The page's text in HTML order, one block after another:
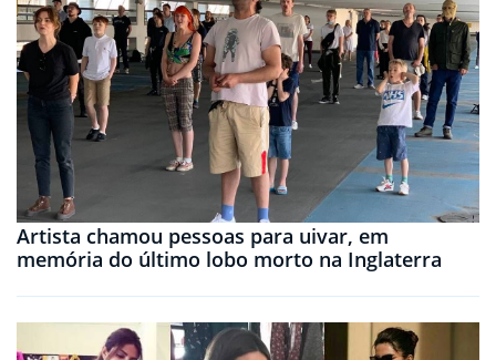
Artista chamou pessoas para uivar, em
memória do último lobo morto na Inglaterra